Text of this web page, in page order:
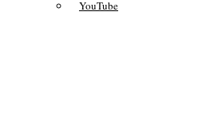
YouTube